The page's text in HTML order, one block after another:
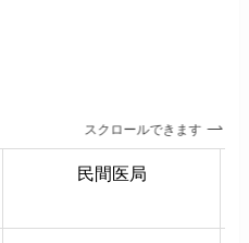
スクロールできます
民間医局